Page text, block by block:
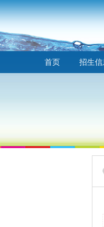
首页 招生信